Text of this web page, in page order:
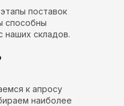
поставок
способны
наших складов.
к апросу
наиболее